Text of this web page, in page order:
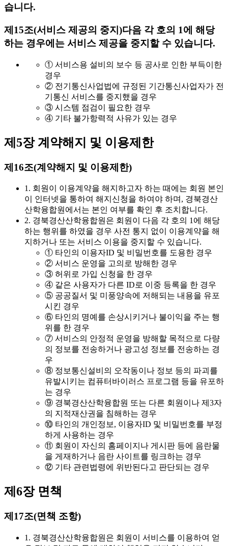
습니다.
제15조(서비스 제공의 중지)다음 각 호의 1에 해당
하는 경우에는 서비스 제공을 중지할 수 있습니다.
① 서비스용 설비의 보수 등 공사로 인한 부득이한
경우
② 전기통신사업법에 규정된 기간통신사업자가 전
기통신 서비스를 중지했을 경우
③ 시스템 점검이 필요한 경우
④ 기타 불가항력적 사유가 있는 경우
제5장 계약해지 및 이용제한
제16조(계약해지 및 이용제한)
1. 회원이 이용계약을 해지하고자 하는 때에는 회원 본인
이 인터넷을 통하여 해지신청을 하여야 하며, 경북경산
산학융합원에서는 본인 여부를 확인 후 조치합니다.
2. 경북경산산학융합원은 회원이 다음 각 호의 1에 해당
하는 행위를 하였을 경우 사전 통지 없이 이용계약을 해
지하거나 또는 서비스 이용을 중지할 수 있습니다.
① 타인의 이용자ID 및 비밀번호를 도용한 경우
② 서비스 운영을 고의로 방해한 경우
③ 허위로 가입 신청을 한 경우
④ 같은 사용자가 다른 ID로 이중 등록을 한 경우
⑤ 공공질서 및 미풍양속에 저해되는 내용을 유포
시킨 경우
⑥ 타인의 명예를 손상시키거나 불이익을 주는 행
위를 한 경우
⑦ 서비스의 안정적 운영을 방해할 목적으로 다량
의 정보를 전송하거나 광고성 정보를 전송하는 경
우
⑧ 정보통신설비의 오작동이나 정보 등의 파괴를
유발시키는 컴퓨터바이러스 프로그램 등을 유포하
는 경우
⑨ 경북경산산학융합원 또는 다른 회원이나 제3자
의 지적재산권을 침해하는 경우
⑩ 타인의 개인정보, 이용자ID 및 비밀번호를 부정
하게 사용하는 경우
⑪ 회원이 자신의 홈페이지나 게시판 등에 음란물
을 게재하거나 음란 사이트를 링크하는 경우
⑫ 기타 관련법령에 위반된다고 판단되는 경우
제6장 면책
제17조(면책 조항)
1. 경북경산산학융합원은 회원이 서비스를 이용하여 얻